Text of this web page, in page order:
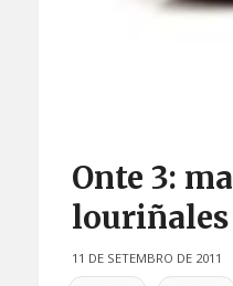
Onte 3:
louriñales
11 DE SETEMBRO DE 2011